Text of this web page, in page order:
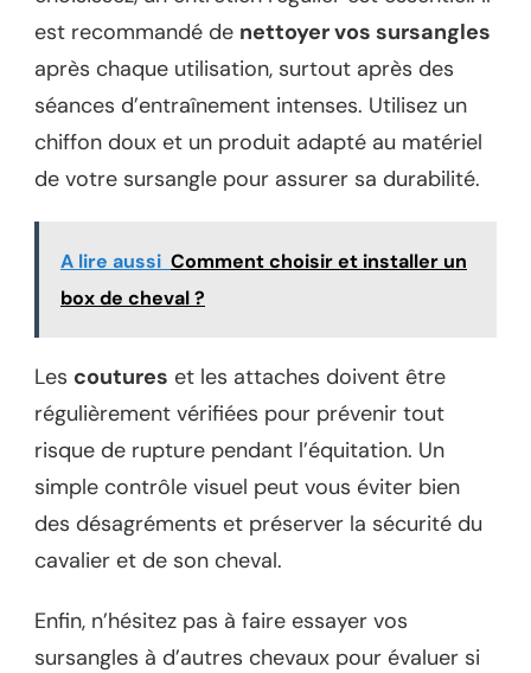
est recommandé de nettoyer vos sursangles
après chaque utilisation, surtout après des
séances d’entraînement intenses. Utilisez un
chiffon doux et un produit adapté au matériel
de votre sursangle pour assurer sa durabilité.
A lire aussi Comment choisir et installer un
box de cheval ?
Les coutures et les attaches doivent être
régulièrement vérifiées pour prévenir tout
risque de rupture pendant l’équitation. Un
simple contrôle visuel peut vous éviter bien
des désagréments et préserver la sécurité du
cavalier et de son cheval.
Enfin, n’hésitez pas à faire essayer vos
sursangles à d’autres chevaux pour évaluer si